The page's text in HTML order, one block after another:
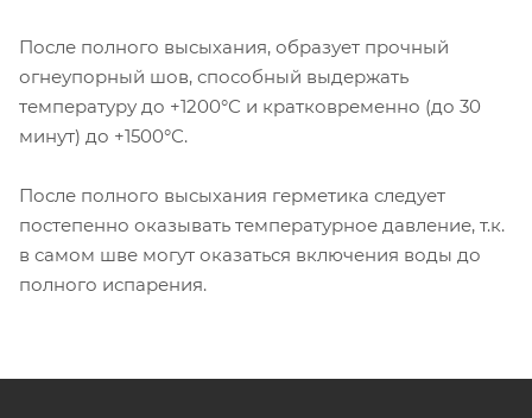
После полного высыхания, образует прочный
огнеупорный шов, способный выдержать
температуру до +1200°С и кратковременно (до 30
минут) до +1500°С.
После полного высыхания герметика следует
постепенно оказывать температурное давление, т.к.
в самом шве могут оказаться включения воды до
полного испарения.